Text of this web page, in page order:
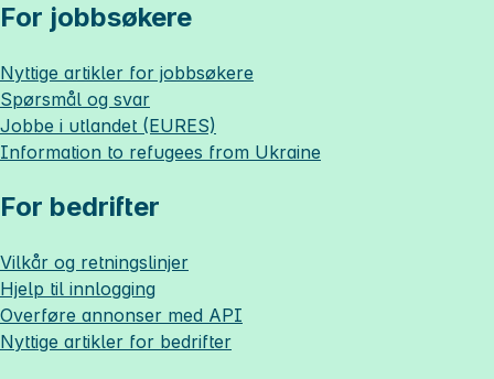
For jobbsøkere
Nyttige artikler for jobbsøkere
Spørsmål og svar
Jobbe i utlandet (EURES)
Information to refugees from Ukraine
For bedrifter
Vilkår og retningslinjer
Hjelp til innlogging
Overføre annonser med API
Nyttige artikler for bedrifter